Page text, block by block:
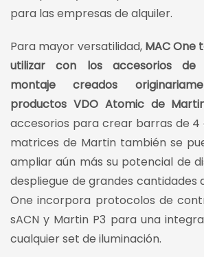
para las empresas de alquiler.
Para mayor versatilidad, MAC One
utilizar con los accesorios de
montaje creados
productos VDO Atomic de
accesorios para crear barras de 4
matrices de Martin también se
ampliar aún más su potencial de
despliegue de grandes cantidades
One incorpora protocolos de
sACN y Martin P3 para una
cualquier set de iluminación.